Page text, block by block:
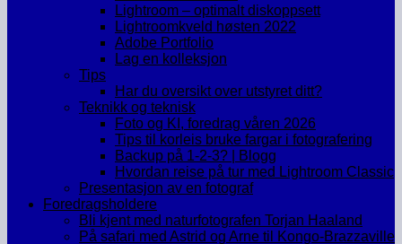
Lightroom – optimalt diskoppsett
Lightroomkveld høsten 2022
Adobe Portfolio
Lag en kolleksjon
Tips
Har du oversikt over utstyret ditt?
Teknikk og teknisk
Foto og KI, foredrag våren 2026
Tips til korleis bruke fargar i fotografering
Backup på 1-2-3? | Blogg
Hvordan reise på tur med Lightroom Classic
Presentasjon av en fotograf
Foredragsholdere
Bli kjent med naturfotografen Torjan Haaland
På safari med Astrid og Arne til Kongo-Brazzaville